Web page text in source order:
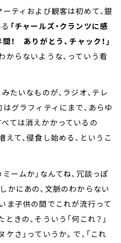
ーティおよび観客は初めて、銀
「チャールズ・クランツに感
！ ありがとう、チャック！」
からないような、っていう看
たいなものが、ラジオ、テレ
はグラフィティにまで、あらゆ
ては消えかかっているの
て、侵食し始める、というこ
ームか」なんてね、冗談っぽ
かにあの、文脈のわからない
ま子供の間でこれが流行って
きの、そういう「何これ？」
さ」っていうか。で、「これ